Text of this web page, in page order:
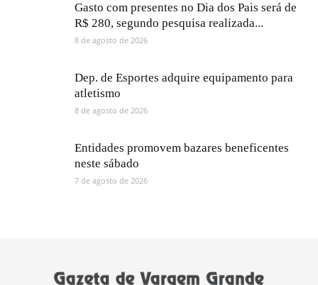
Gasto com presentes no Dia dos Pais será de
R$ 280, segundo pesquisa realizada...
8 de agosto de 2026
Dep. de Esportes adquire equipamento para
atletismo
8 de agosto de 2026
Entidades promovem bazares beneficentes
neste sábado
7 de agosto de 2026